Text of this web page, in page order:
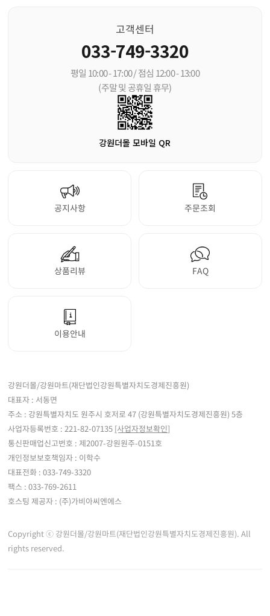
고객센터
033-749-3320
평일 10:00 - 17:00 / 점심 12:00 - 13:00
(주말 및 공휴일 휴무)
강원더몰 모바일 QR
공지사항 주문조회
상품리뷰 FAQ
이용안내
강원더몰/강원마트(재단법인강원특별자치도경제진흥원)
대표자 : 서동면
주소 : 강원특별자치도 원주시 호저로 47 (강원특별자치도경제진흥원) 5층
사업자등록번호 : 221-82-07135 [사업자정보확인]
통신판매업신고번호 : 제2007-강원원주-0151호
개인정보보호책임자 : 이학수
대표전화 : 033-749-3320
팩스 : 033-769-2611
호스팅 제공자 : (주)가비아씨엔에스
Copyright ⓒ 강원더몰/강원마트(재단법인강원특별자치도경제진흥원). All
rights reserved.